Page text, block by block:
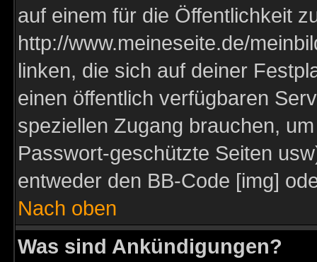
auf einem für die Öffentlichkeit
http://www.meineseite.de/
linken, die sich auf deiner
einen öffentlich verfügbaren
speziellen Zugang brauchen,
Passwort-geschützte Seiten
entweder den BB-Code [img]
Nach oben
Was sind Ankündigungen?